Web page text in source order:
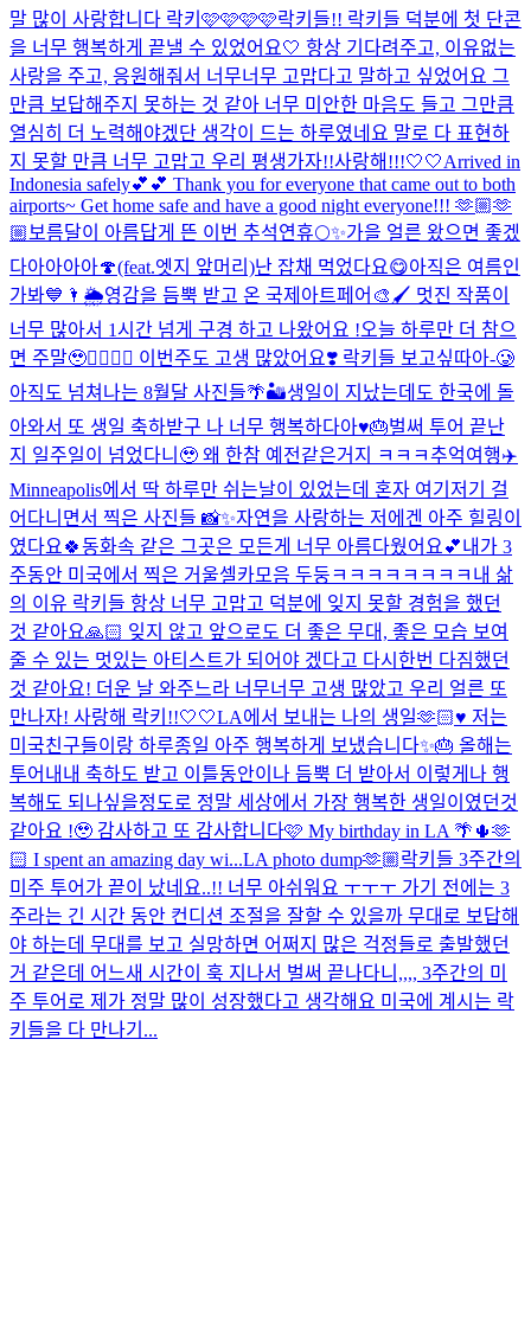
말 많이 사랑합니다 락키🩷🩷🩷🩷락키들!! 락키들 덕분에 첫 단콘
을 너무 행복하게 끝낼 수 있었어요🤍 항상 기다려주고, 이유없는
사랑을 주고, 응원해줘서 너무너무 고맙다고 말하고 싶었어요 그
만큼 보답해주지 못하는 것 같아 너무 미안한 마음도 들고 그만큼
열심히 더 노력해야겠단 생각이 드는 하루였네요 말로 다 표현하
지 못할 만큼 너무 고맙고 우리 평생가자!!사랑해!!!🤍🤍Arrived in
Indonesia safely💕💕 Thank you for everyone that came out to both
airports~ Get home safe and have a good night everyone!!! 🫶🏼🫶
🏼 보름달이 아름답게 뜬 이번 추석연휴🌕✨가을 얼른 왔으면 좋겠
다아아아아🍄(feat.엣지 앞머리)난 잡채 먹었다요😋아직은 여름인
가봐💙🌂🌦️영감을 듬뿍 받고 온 국제아트페어🎨🖌️ 멋진 작품이
너무 많아서 1시간 넘게 구경 하고 나왔어요 !오늘 하루만 더 참으
면 주말🥹❤️‍🔥❤️‍🔥 이번주도 고생 많았어요❣️ 락키들 보고싶따아-🥲
아직도 넘쳐나는 8월달 사진들🌴🏜️생일이 지났는데도 한국에 돌
아와서 또 생일 축하받구 나 너무 행복하다아♥️🎂벌써 투어 끝난
지 일주일이 넘었다니🥹 왜 한참 예전같은거지 ㅋㅋㅋ추억여행✈️
Minneapolis에서 딱 하루만 쉬는날이 있었는데 혼자 여기저기 걸
어다니면서 찍은 사진들 📸✨자연을 사랑하는 저에겐 아주 힐링이
였다요🍀동화속 같은 그곳은 모든게 너무 아름다웠어요💕내가 3
주동안 미국에서 찍은 거울셀카모음 두둥ㅋㅋㅋㅋㅋㅋㅋㅋ 내 삶
의 이유 락키들 항상 너무 고맙고 덕분에 잊지 못할 경험을 했던
것 같아요🙏🏻 잊지 않고 앞으로도 더 좋은 무대, 좋은 모습 보여
줄 수 있는 멋있는 아티스트가 되어야 겠다고 다시한번 다짐했던
것 같아요! 더운 날 와주느라 너무너무 고생 많았고 우리 얼른 또
만나자! 사랑해 락키!!🤍🤍LA에서 보내는 나의 생일🫶🏻♥️ 저는
미국친구들이랑 하루종일 아주 행복하게 보냈습니다✨🎂 올해는
투어내내 축하도 받고 이틀동안이나 듬뿍 더 받아서 이렇게나 행
복해도 되나싶을정도로 정말 세상에서 가장 행복한 생일이였던것
같아요 !🥹 감사하고 또 감사합니다🩷 My birthday in LA 🌴🌵🫶
🏻 I spent an amazing day wi...LA photo dump🫶🏼락키들 3주간의
미주 투어가 끝이 났네요..!! 너무 아쉬워요 ㅜㅜㅜ 가기 전에는 3
주라는 긴 시간 동안 컨디션 조절을 잘할 수 있을까 무대로 보답해
야 하는데 무대를 보고 실망하면 어쩌지 많은 걱정들로 출발했던
거 같은데 어느새 시간이 훅 지나서 벌써 끝나다니,,,, 3주간의 미
주 투어로 제가 정말 많이 성장했다고 생각해요 미국에 계시는 락
키들을 다 만나기...